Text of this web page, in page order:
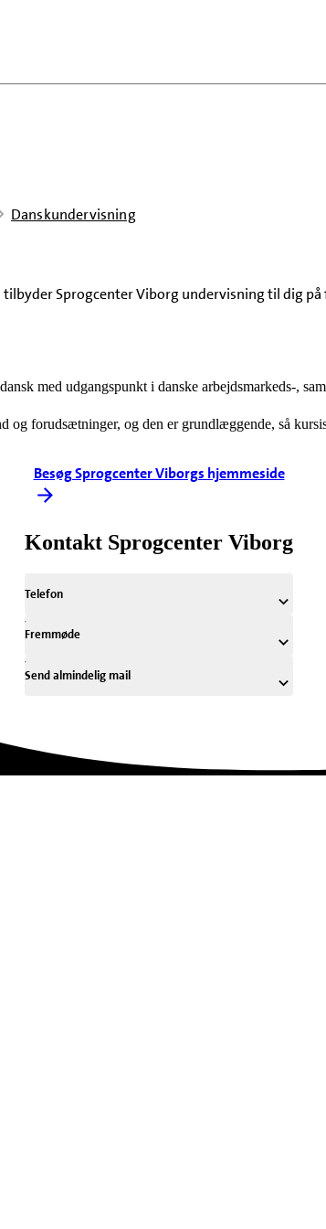
Danskundervisning
Sprogcenter Viborg undervisning til dig på
med udgangspunkt i danske arbejdsmarkeds-,
og forudsætninger, og den er grundlæggende, så
Besøg Sprogcenter Viborgs hjemmeside
Kontakt Sprogcenter Viborg
Telefon
Fremmøde
Send almindelig mail